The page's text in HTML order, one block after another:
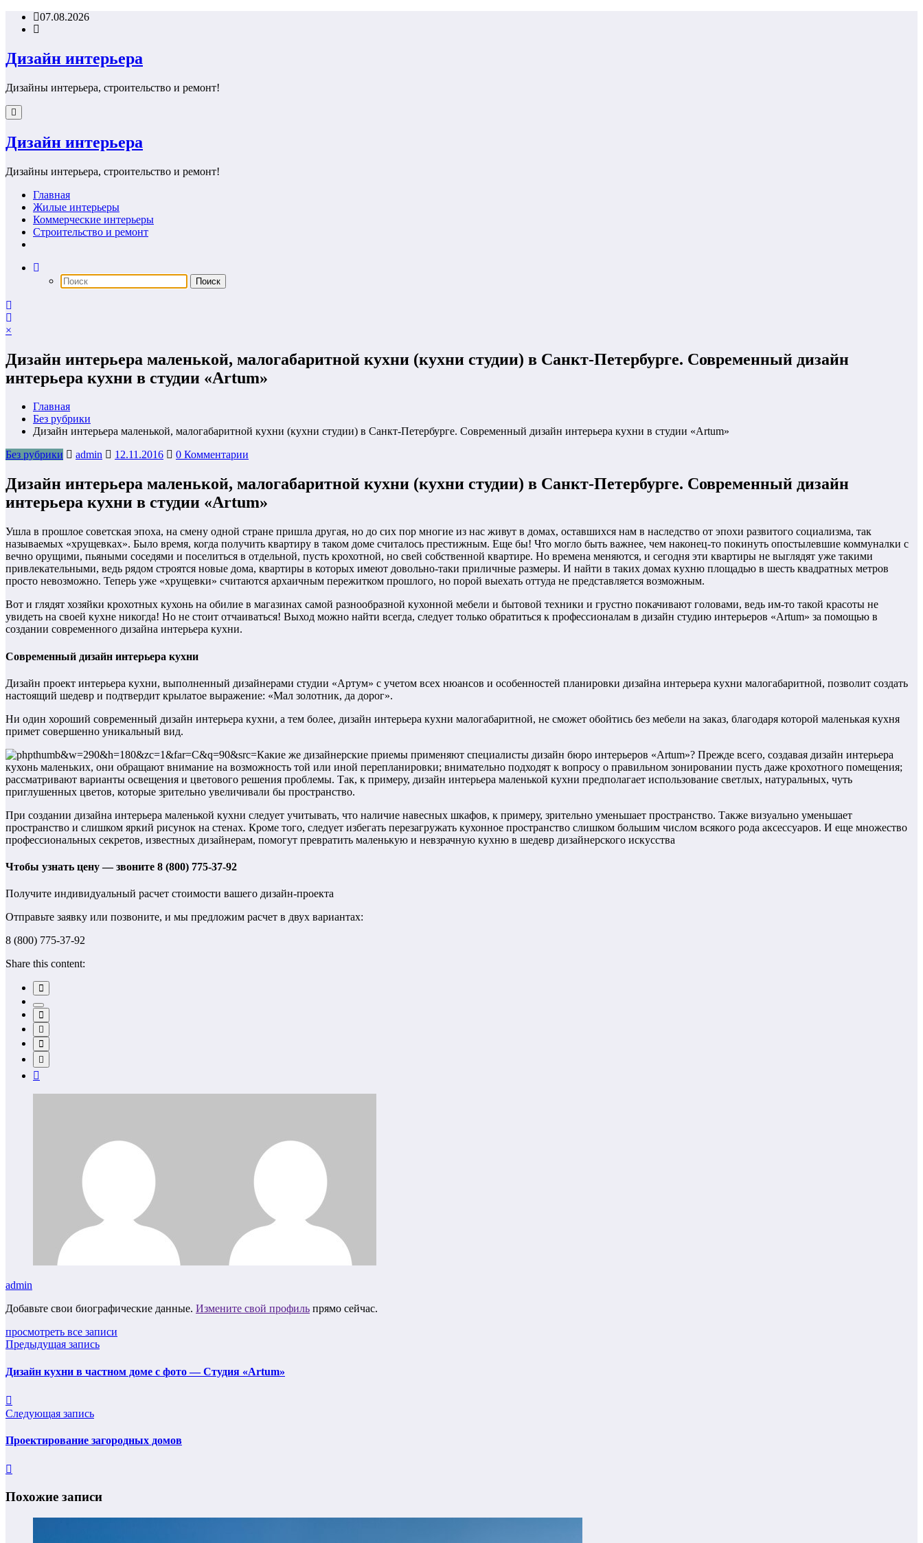
Перейти07.08.2026
Дизайн интерьера
Дизайны интерьера, строительство и ремонт!
Дизайн интерьера
Дизайны интерьера, строительство и ремонт!
Главная
Жилые интерьеры
Коммерческие интерьеры
Строительство и ремонт
×
Дизайн интерьера маленькой, малогабаритной кухни (кухни студии) в Санкт-Петербурге. Современный дизайн
интерьера кухни в студии «Artum»
Главная
Без рубрики
Дизайн интерьера маленькой, малогабаритной кухни (кухни студии) в Санкт-Петербурге. Современный дизайн интерьера кухни в студии «Artum»
Без рубрики
admin 12.11.2016 0 Комментарии
Дизайн интерьера маленькой, малогабаритной кухни (кухни студии) в Санкт-Петербурге. Современный дизайн
интерьера кухни в студии «Artum»
Ушла в прошлое советская эпоха, на смену одной стране пришла другая, но до сих пор многие из нас живут в домах, оставшихся нам в наследство от эпохи развитого социализма, так
называемых «хрущевках». Было время, когда получить квартиру в таком доме считалось престижным. Еще бы! Что могло быть важнее, чем наконец-то покинуть опостылевшие коммуналки с
вечно орущими, пьяными соседями и поселиться в отдельной, пусть крохотной, но свей собственной квартире. Но времена меняются, и сегодня эти квартиры не выглядят уже такими
привлекательными, ведь рядом строятся новые дома, квартиры в которых имеют довольно-таки приличные размеры. И найти в таких домах кухню площадью в шесть квадратных метров
просто невозможно. Теперь уже «хрущевки» считаются архаичным пережитком прошлого, но порой выехать оттуда не представляется возможным.
Вот и глядят хозяйки крохотных кухонь на обилие в магазинах самой разнообразной кухонной мебели и бытовой техники и грустно покачивают головами, ведь им-то такой красоты не
увидеть на своей кухне никогда! Но не стоит отчаиваться! Выход можно найти всегда, следует только обратиться к профессионалам в дизайн студию интерьеров «Artum» за помощью в
создании современного дизайна интерьера кухни.
Современный дизайн интерьера кухни
Дизайн проект интерьера кухни, выполненный дизайнерами студии «Артум» с учетом всех нюансов и особенностей планировки дизайна интерьера кухни малогабаритной, позволит создать
настоящий шедевр и подтвердит крылатое выражение: «Мал золотник, да дорог».
Ни один хороший современный дизайн интерьера кухни, а тем более, дизайн интерьера кухни малогабаритной, не сможет обойтись без мебели на заказ, благодаря которой маленькая кухня
примет совершенно уникальный вид.
Какие же дизайнерские приемы применяют специалисты дизайн бюро интерьеров «Artum»? Прежде всего, создавая дизайн интерьера
кухонь маленьких, они обращают внимание на возможность той или иной перепланировки; внимательно подходят к вопросу о правильном зонировании пусть даже крохотного помещения;
рассматривают варианты освещения и цветового решения проблемы. Так, к примеру, дизайн интерьера маленькой кухни предполагает использование светлых, натуральных, чуть
приглушенных цветов, которые зрительно увеличивали бы пространство.
При создании дизайна интерьера маленькой кухни следует учитывать, что наличие навесных шкафов, к примеру, зрительно уменьшает пространство. Также визуально уменьшает
пространство и слишком яркий рисунок на стенах. Кроме того, следует избегать перезагружать кухонное пространство слишком большим числом всякого рода аксессуаров. И еще множество
профессиональных секретов, известных дизайнерам, помогут превратить маленькую и невзрачную кухню в шедевр дизайнерского искусства
Чтобы узнать цену — звоните 8 (800) 775-37-92
Получите индивидуальный расчет стоимости вашего дизайн-проекта
Отправьте заявку или позвоните, и мы предложим расчет в двух вариантах:
8 (800) 775-37-92
Share this content:
admin
Добавьте свои биографические данные. Измените свой профиль прямо сейчас.
просмотреть все записи
Предыдущая запись
Дизайн кухни в частном доме с фото — Студия «Artum»
Следующая запись
Проектирование загородных домов
Похожие записи